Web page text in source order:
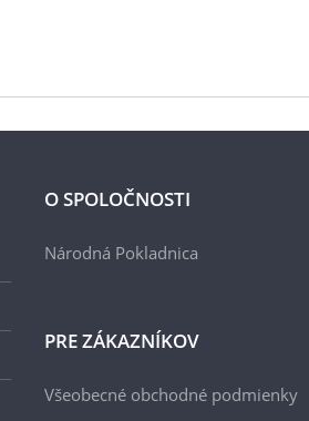
O SPOLOČNOSTI
Národná Pokladnica
PRE ZÁKAZNÍKOV
Všeobecné obchodné podmienky